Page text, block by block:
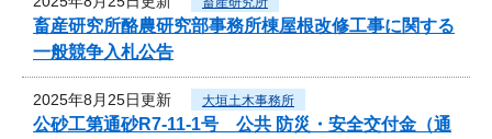
畜産研究所酪農研究部事務所棟屋根改修工事に関する
一般競争入札公告
2025年8月25日更新 大垣土木事務所
公砂工第通砂R7-11-1号 公共 防災・安全交付金（通